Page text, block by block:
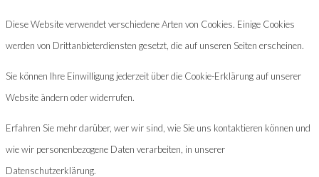
Diese Website verwendet verschiedene Arten von Cookies. Einige Cookies
werden von Drittanbieterdiensten gesetzt, die auf unseren Seiten erscheinen.
Sie können Ihre Einwilligung jederzeit über die Cookie-Erklärung auf unserer
Website ändern oder widerrufen.
Erfahren Sie mehr darüber, wer wir sind, wie Sie uns kontaktieren können und
wie wir personenbezogene Daten verarbeiten, in unserer
Datenschutzerklärung.